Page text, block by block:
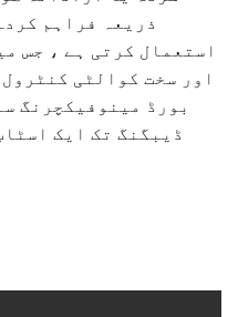
ذریعہ فراہم کردہ
کرتی ہے ، جس میں
کوالٹی کنٹرول سسٹم
مینوفیکچرنگ سے
تک ایک اسٹاپ حل